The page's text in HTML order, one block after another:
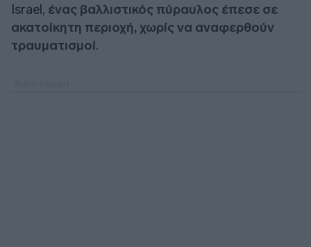
Israel, ένας βαλλιστικός πύραυλος έπεσε σε
ακατοίκητη περιοχή, χωρίς να αναφερθούν
τραυματισμοί.